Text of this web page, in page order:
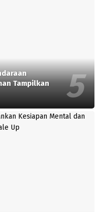
Tampilkan